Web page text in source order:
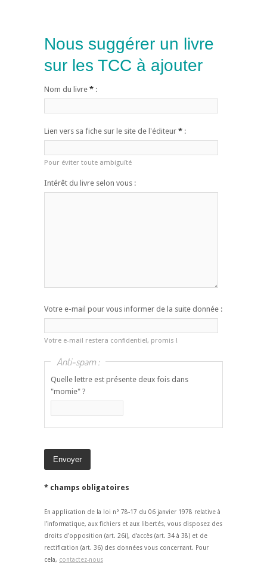
Nous suggérer un livre
sur les TCC à ajouter
Nom du livre * :
Lien vers sa fiche sur le site de l'éditeur * :
Pour éviter toute ambiguïté
Intérêt du livre selon vous :
Votre e-mail pour vous informer de la suite donnée :
Votre e-mail restera confidentiel, promis !
Anti-spam :
Quelle lettre est présente deux fois dans
"momie" ?
* champs obligatoires
En application de la loi n° 78-17 du 06 janvier 1978 relative à
l'informatique, aux fichiers et aux libertés, vous disposez des
droits d'opposition (art. 26i), d'accès (art. 34 à 38) et de
rectification (art. 36) des données vous concernant. Pour
cela, contactez-nous